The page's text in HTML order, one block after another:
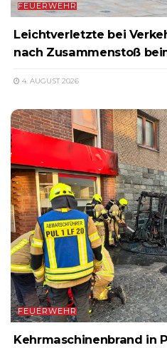
FEUERWEHR
Leichtverletzte bei
nach Zusammenstoß
4. AUGUST 2026
FEUERWEHR
Kehrmaschinenbrand in